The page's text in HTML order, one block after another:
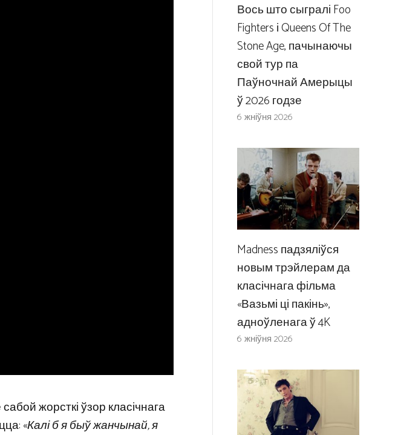
жорсткі ўзор класічнага
«Калі б я быў жанчынай, я
Вось што сыгралі Foo
Fighters і Queens Of The
Stone Age, пачынаючы
свой тур па
Паўночнай Амерыцы
ў 2026 годзе
6 жніўня 2026
Madness падзяліўся
новым трэйлерам да
класічнага фільма
«Вазьмі ці пакінь»,
адноўленага ў 4K
6 жніўня 2026